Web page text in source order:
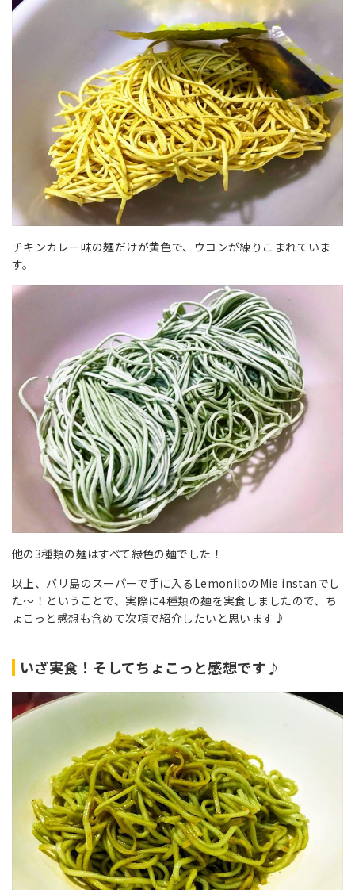
チキンカレー味の麺だけが黄色で、ウコンが練りこまれていま
す。
他の3種類の麺はすべて緑色の麺でした！
以上、バリ島のスーパーで手に入るLemoniloのMie instanでし
た～！ということで、実際に4種類の麺を実食しましたので、ち
ょこっと感想も含めて次項で紹介したいと思います♪
いざ実食！そしてちょこっと感想です♪